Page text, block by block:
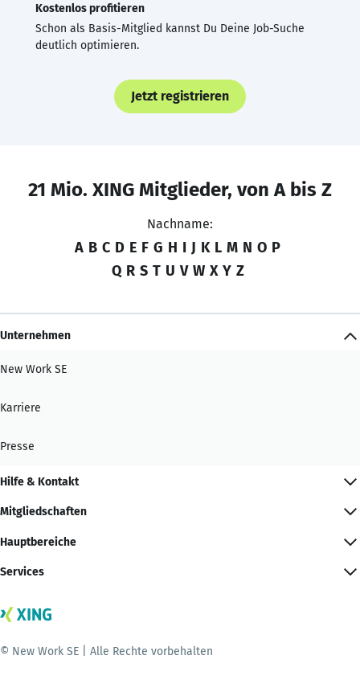
Kostenlos profitieren
Schon als Basis-Mitglied kannst Du Deine Job-Suche
deutlich optimieren.
Jetzt registrieren
21 Mio. XING Mitglieder, von A bis Z
Nachname:
A B C D E F G H I J K L M N O P
Q R S T U V W X Y Z
Unternehmen
New Work SE
Karriere
Presse
Hilfe & Kontakt
Mitgliedschaften
Hauptbereiche
Services
© New Work SE | Alle Rechte vorbehalten